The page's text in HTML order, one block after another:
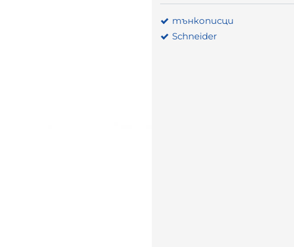
тънкописци
Schneider